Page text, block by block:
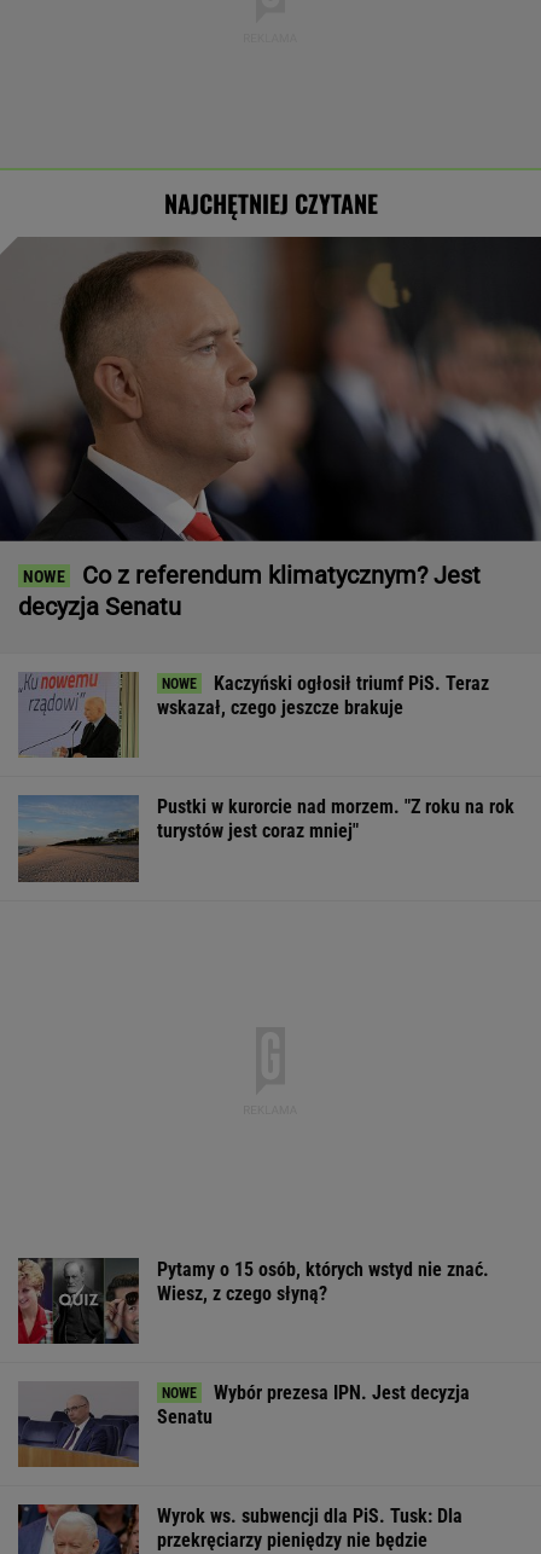
NAJCHĘTNIEJ CZYTANE
Co z referendum klimatycznym? Jest
decyzja Senatu
Kaczyński ogłosił triumf PiS. Teraz
wskazał, czego jeszcze brakuje
Pustki w kurorcie nad morzem. "Z roku na rok
turystów jest coraz mniej"
Pytamy o 15 osób, których wstyd nie znać.
Wiesz, z czego słyną?
Wybór prezesa IPN. Jest decyzja
Senatu
Wyrok ws. subwencji dla PiS. Tusk: Dla
przekręciarzy pieniędzy nie będzie